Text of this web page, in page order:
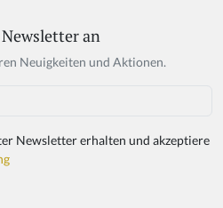
an
Neuigkeiten und Aktionen.
Newsletter erhalten und akzeptiere